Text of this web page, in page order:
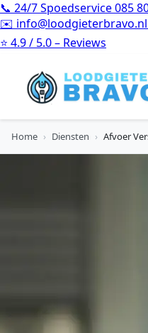
📞 24/7 Spoedservice085
✉️ info@loodgieterbravo.nl
⭐ 4.9 / 5.0 – Reviews
Home › Diensten › Afvoer